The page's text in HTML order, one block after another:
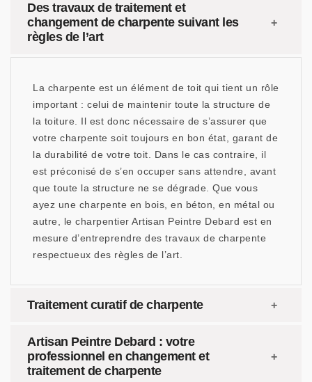
Des travaux de traitement et
changement de charpente suivant les
règles de l’art
La charpente est un élément de toit qui tient un rôle
important : celui de maintenir toute la structure de
la toiture. Il est donc nécessaire de s’assurer que
votre charpente soit toujours en bon état, garant de
la durabilité de votre toit. Dans le cas contraire, il
est préconisé de s’en occuper sans attendre, avant
que toute la structure ne se dégrade. Que vous
ayez une charpente en bois, en béton, en métal ou
autre, le charpentier Artisan Peintre Debard est en
mesure d’entreprendre des travaux de charpente
respectueux des règles de l’art.
Traitement curatif de charpente
Artisan Peintre Debard : votre
professionnel en changement et
traitement de charpente